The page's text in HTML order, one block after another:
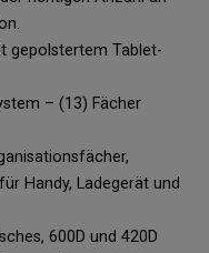
gepolstertem Tablet-
– (13) Fächer
Handy, Ladegerät und
600D und 420D